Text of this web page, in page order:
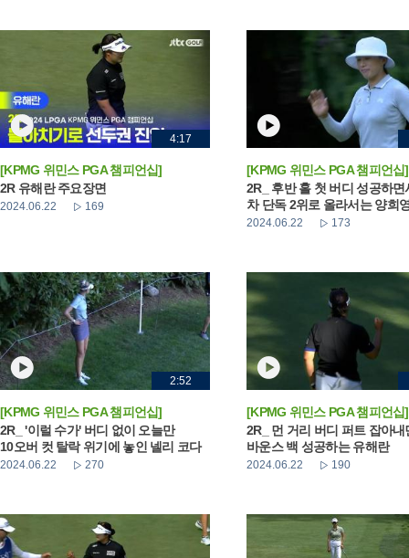
4:17
[KPMG 위민스 PGA 챔피언십]
2R 유해란 주요장면
2024.06.22 169
[KPMG 위민스 PGA 챔피언십]
2R_ 후반 홀 첫 버디 성공하면
차 단독 2위로 올라서는 양희
2024.06.22 173
2:52
[KPMG 위민스 PGA 챔피언십]
2R_ '이럴 수가' 버디 없이 오늘만
10오버 컷 탈락 위기에 놓인 넬리 코다
2024.06.22 270
[KPMG 위민스 PGA 챔피언십]
2R_ 먼 거리 버디 퍼트 잡아내
바운스 백 성공하는 유해란
2024.06.22 190